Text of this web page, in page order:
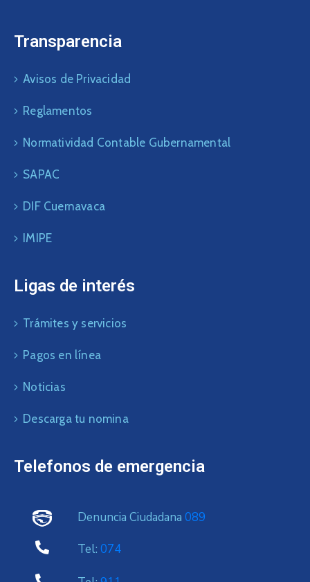
Transparencia
Avisos de Privacidad
Reglamentos
Normatividad Contable Gubernamental
SAPAC
DIF Cuernavaca
IMIPE
Ligas de interés
Trámites y servicios
Pagos en línea
Noticias
Descarga tu nomina
Telefonos de emergencia
Denuncia Ciudadana 089
Tel: 074